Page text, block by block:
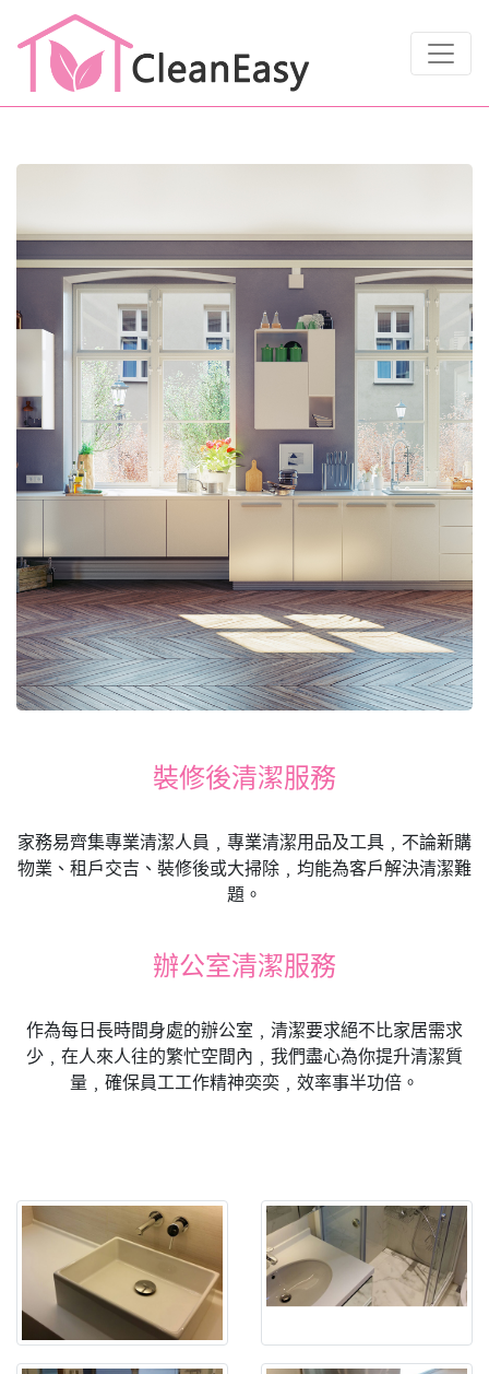
裝修後清潔服務
家務易齊集專業清潔人員﹐專業清潔用品及工具﹐不論新購
物業、租戶交吉、裝修後或大掃除﹐均能為客戶解決清潔難
題。
辦公室清潔服務
作為每日長時間身處的辦公室﹐清潔要求絕不比家居需求
少﹐在人來人往的繁忙空間內﹐我們盡心為你提升清潔質
量﹐確保員工工作精神奕奕﹐效率事半功倍。